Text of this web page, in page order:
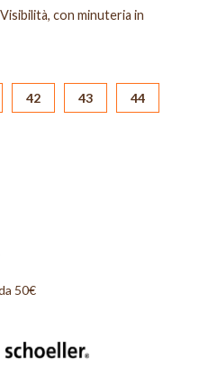
con minuteria in
42 43 44
50€